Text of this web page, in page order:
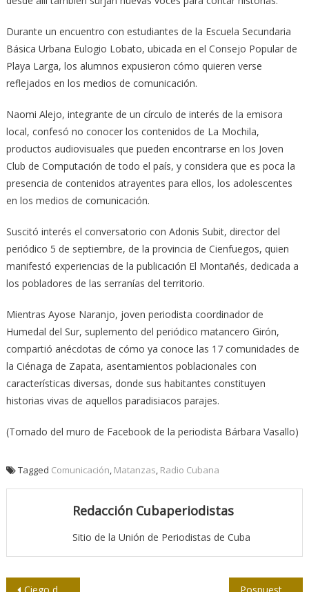
Durante un encuentro con estudiantes de la Escuela Secundaria
Básica Urbana Eulogio Lobato, ubicada en el Consejo Popular de
Playa Larga, los alumnos expusieron cómo quieren verse
reflejados en los medios de comunicación.
Naomi Alejo, integrante de un círculo de interés de la emisora
local, confesó no conocer los contenidos de La Mochila,
productos audiovisuales que pueden encontrarse en los Joven
Club de Computación de todo el país, y considera que es poca la
presencia de contenidos atrayentes para ellos, los adolescentes
en los medios de comunicación.
Suscitó interés el conversatorio con Adonis Subit, director del
periódico 5 de septiembre, de la provincia de Cienfuegos, quien
manifestó experiencias de la publicación El Montañés, dedicada a
los pobladores de las serranías del territorio.
Mientras Ayose Naranjo, joven periodista coordinador de
Humedal del Sur, suplemento del periódico matancero Girón,
compartió anécdotas de cómo ya conoce las 17 comunidades de
la Ciénaga de Zapata, asentamientos poblacionales con
características diversas, donde sus habitantes constituyen
historias vivas de aquellos paradisiacos parajes.
(Tomado del muro de Facebook de la periodista Bárbara Vasallo)
Tagged Comunicación, Matanzas, Radio Cubana
Redacción Cubaperiodistas
Sitio de la Unión de Periodistas de Cuba